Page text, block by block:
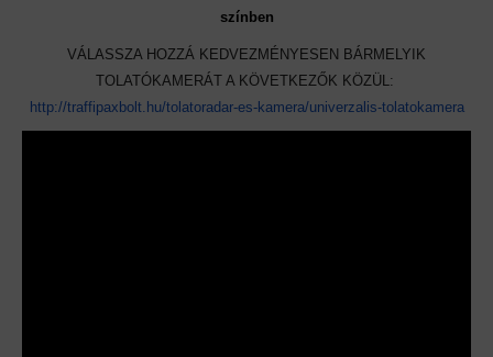
színben
VÁLASSZA HOZZÁ KEDVEZMÉNYESEN BÁRMELYIK
TOLATÓKAMERÁT A KÖVETKEZŐK KÖZÜL:
http://traffipaxbolt. hu/tolatoradar-es-kamera/univerzalis-tolatokamera